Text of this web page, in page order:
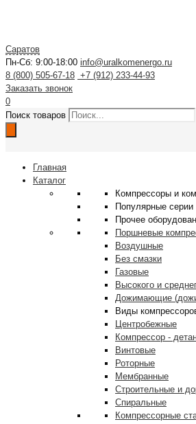
Саратов
Пн-Сб: 9:00-18:00 info@uralkomenergo.ru
8 (800) 505-67-18 +7 (912) 233-44-93
Заказать звонок
0
Поиск товаров
Главная
Каталог
Компрессоры и
Популярные серии
Прочее
Поршневые
Воздушные
Без смазки
Газовые
Высокого и
Дожимающие
Виды
Центробежные
Компрессор -
Винтовые
Роторные
Мембранные
Строительные и
Спиральные
Компрессорные